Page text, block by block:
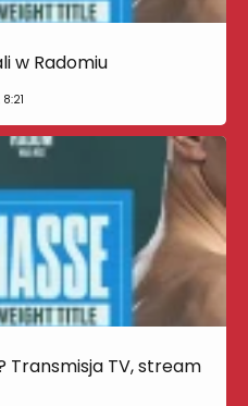
w Radomiu
Transmisja TV, stream